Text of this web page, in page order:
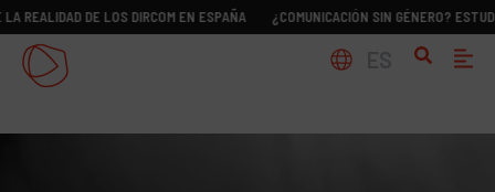
DE LOS DIRCOM EN ESPAÑA ¿COMUNICACIÓN SIN GÉNERO? ESTUDIO